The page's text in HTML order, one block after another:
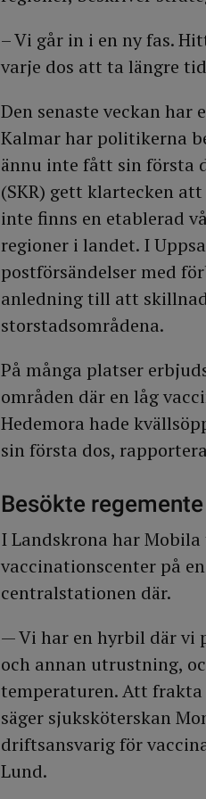
– Vi går in i en ny fas.
varje dos att ta längre
Den senaste veckan
Kalmar har politikerna
ännu inte fått sin första
(SKR) gett klartecken
inte finns en etablerad
regioner i landet. I
postförsändelser med
anledning till att
storstadsområdena.
På många platser
områden där en låg
Hedemora hade
sin första dos,
Besökte
I Landskrona har
vaccinationscenter på
centralstationen där.
— Vi har en hyrbil där vi
och annan utrustning,
temperaturen. Att
säger sjuksköterskan
driftsansvarig för
Lund.